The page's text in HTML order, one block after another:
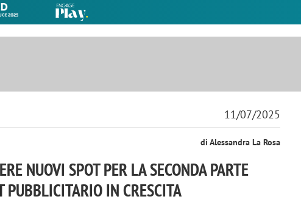
11/07/2025
di Alessandra La Rosa
NUOVI SPOT PER LA SECONDA PARTE
PUBBLICITARIO IN CRESCITA